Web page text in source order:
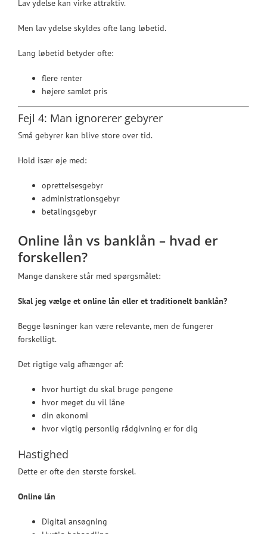
Lav ydelse kan virke attraktiv.
Men lav ydelse skyldes ofte lang løbetid.
Lang løbetid betyder ofte:
flere renter
højere samlet pris
Fejl 4: Man ignorerer gebyrer
Små gebyrer kan blive store over tid.
Hold især øje med:
oprettelsesgebyr
administrationsgebyr
betalingsgebyr
Online lån vs banklån – hvad er
forskellen?
Mange danskere står med spørgsmålet:
Skal jeg vælge et online lån eller et traditionelt banklån?
Begge løsninger kan være relevante, men de fungerer
forskelligt.
Det rigtige valg afhænger af:
hvor hurtigt du skal bruge pengene
hvor meget du vil låne
din økonomi
hvor vigtig personlig rådgivning er for dig
Hastighed
Dette er ofte den største forskel.
Online lån
Digital ansøgning